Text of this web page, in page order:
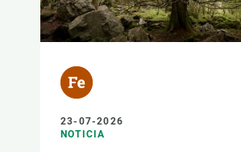
23-07-2026
NOTICIA